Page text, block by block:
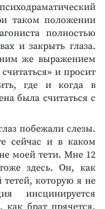
таком положении
полностью
и закрыть глаза.
же выражением
и просит
где и когда в
была считаться с
побежали слезы.
сейчас и в каком
моей тети. Мне 12
здесь. Он, как
которую я не
инсцинируется
брат прячется,